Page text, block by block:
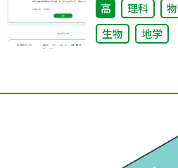
高 理科
生物
地学